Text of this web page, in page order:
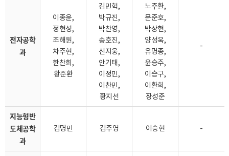
전자공학
과
이종윤,
정현성,
조해원,
차주현,
한찬희,
황준환
김민혁,
박규진,
박찬영,
송호진,
신지웅,
안기태,
이정민,
이찬민,
황지선
노주환,
문준호,
박상현,
양성욱,
유명종,
윤승주,
이승구,
이환희,
장성준
-
지능형반
도체공학
과
김명민 김주영 이승현 -